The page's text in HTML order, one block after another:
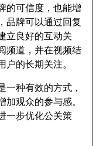
的可信度，也能增
品牌可以通过回复
立良好的互动关
频道，并在视频结
的长期关注。
一种有效的方式，
观众的参与感。
一步优化公关策